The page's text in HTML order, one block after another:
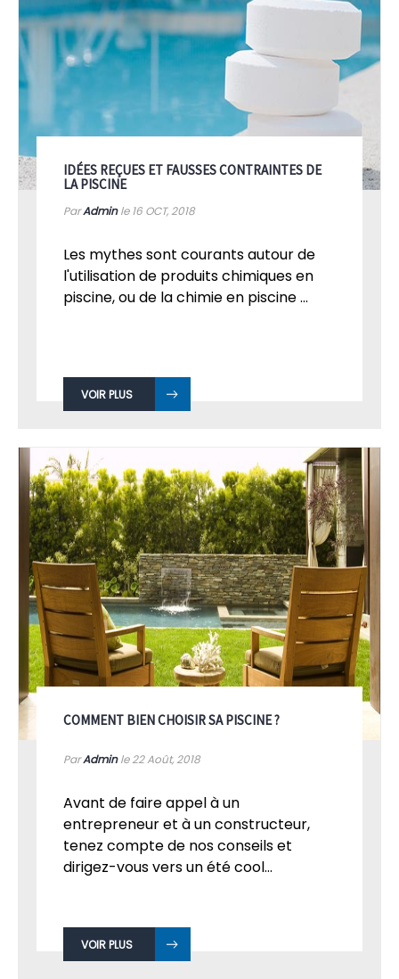
IDÉES REÇUES ET FAUSSES CONTRAINTES DE
LA PISCINE
ParAdminle 16 OCT, 2018
Les mythes sont courants autour de
l'utilisation de produits chimiques en
piscine, ou de la chimie en piscine ...
VOIR PLUS
COMMENT BIEN CHOISIR SA PISCINE ?
ParAdminle 22Août, 2018
Avant de faire appel à un
entrepreneur et à un constructeur,
tenez compte de nos conseils et
dirigez-vous vers un été cool...
VOIR PLUS